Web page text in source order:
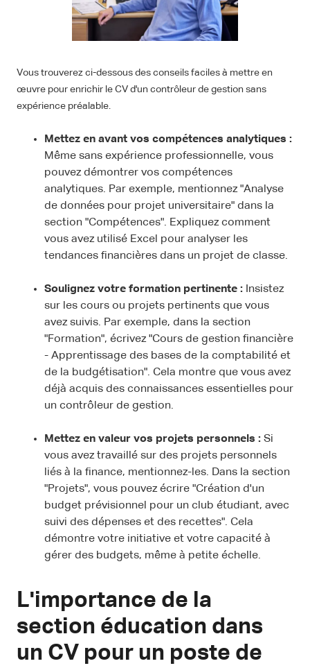
Vous trouverez ci-dessous des conseils faciles à mettre en
œuvre pour enrichir le CV d'un contrôleur de gestion sans
expérience préalable.
Mettez en avant vos compétences analytiques :
Même sans expérience professionnelle, vous
pouvez démontrer vos compétences
analytiques. Par exemple, mentionnez "Analyse
de données pour projet universitaire" dans la
section "Compétences". Expliquez comment
vous avez utilisé Excel pour analyser les
tendances financières dans un projet de classe.
Soulignez votre formation pertinente : Insistez
sur les cours ou projets pertinents que vous
avez suivis. Par exemple, dans la section
"Formation", écrivez "Cours de gestion financière
- Apprentissage des bases de la comptabilité et
de la budgétisation". Cela montre que vous avez
déjà acquis des connaissances essentielles pour
un contrôleur de gestion.
Mettez en valeur vos projets personnels : Si
vous avez travaillé sur des projets personnels
liés à la finance, mentionnez-les. Dans la section
"Projets", vous pouvez écrire "Création d'un
budget prévisionnel pour un club étudiant, avec
suivi des dépenses et des recettes". Cela
démontre votre initiative et votre capacité à
gérer des budgets, même à petite échelle.
L'importance de la
section éducation dans
un CV pour un poste de